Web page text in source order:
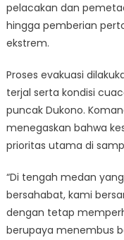
pelacakan dan
hingga pemberian
ekstrem.
Proses evakuasi
terjal serta kondisi
puncak Dukono.
menegaskan bahwa
prioritas utama di
“Di tengah medan
bersahabat, kami
dengan tetap
berupaya menembus